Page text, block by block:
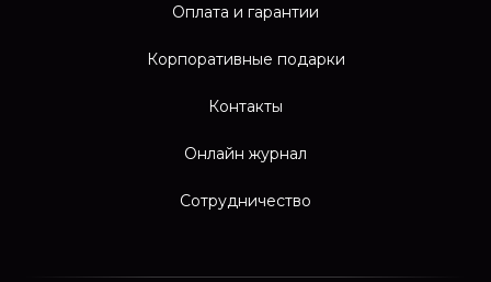
Оплата и гарантии
Корпоративные подарки
Контакты
Онлайн журнал
Сотрудничество